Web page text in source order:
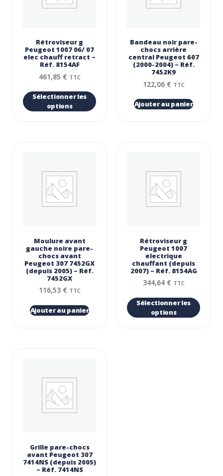
Rétroviseur g
Peugeot 1007 06/ 07
elec chauff retract –
Réf. 8154AF
461,85 € TTC
Sélectionner les
options
Bandeau noir pare-
chocs arrière
central Peugeot 607
(2000-2004) – Réf.
7452K9
122,06 € TTC
Ajouter au panier
Moulure avant
gauche noire pare-
chocs avant
Peugeot 307 7452GX
(depuis 2005) – Réf.
7452GX
116,53 € TTC
Ajouter au panier
Rétroviseur g
Peugeot 1007
electrique
chauffant (depuis
2007) – Réf. 8154AG
344,64 € TTC
Sélectionner les
options
Grille pare-chocs
avant Peugeot 307
7414NS (depuis 2005)
– Réf. 7414NS